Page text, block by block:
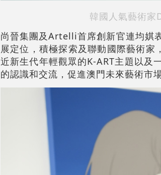
韓國人氣藝術
尚晉集團及Artelli首席創新官連均娸
展定位，積極探索及聯動國際藝術
近新生代年輕觀眾的K-ART主題以及
的認識和交流，促進澳門未來藝術市